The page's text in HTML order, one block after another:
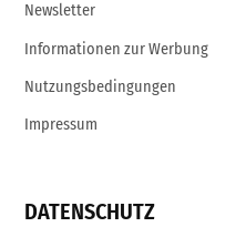
Newsletter
Informationen zur Werbung
Nutzungsbedingungen
Impressum
DATENSCHUTZ